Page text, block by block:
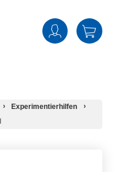
Experimentierhilfen